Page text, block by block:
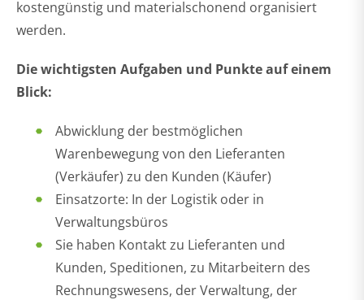
kostengünstig und materialschonend organisiert
werden.
Die wichtigsten Aufgaben und Punkte auf einem
Blick:
Abwicklung der bestmöglichen
Warenbewegung von den Lieferanten
(Verkäufer) zu den Kunden (Käufer)
Einsatzorte: In der Logistik oder in
Verwaltungsbüros
Sie haben Kontakt zu Lieferanten und
Kunden, Speditionen, zu Mitarbeitern des
Rechnungswesens, der Verwaltung, der